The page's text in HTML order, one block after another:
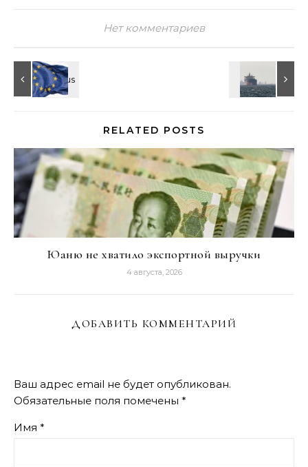
Нет комментариев
RELATED POSTS
Юаню не хватило экспортной выручки
4 августа, 2026
ДОБАВИТЬ КОММЕНТАРИЙ
Ваш адрес email не будет опубликован.
Обязательные поля помечены *
Имя *